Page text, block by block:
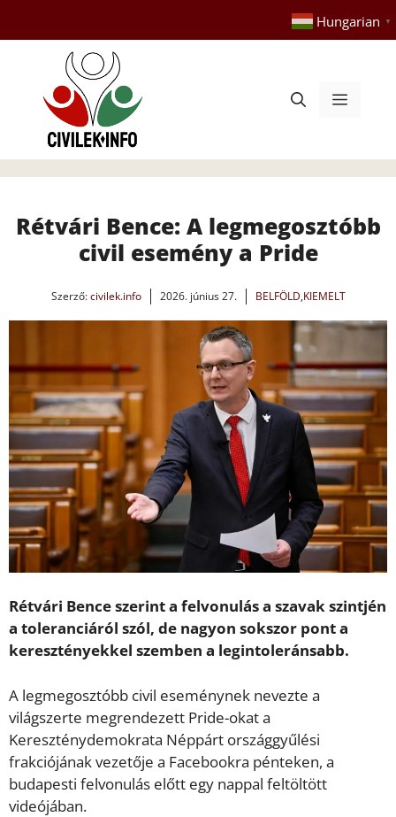
tartalomba
Hungarian ▼
Menü
Rétvári Bence: A legmegosztóbb
civil esemény a Pride
Szerző:civilek.info 2026. június 27. BELFÖLD,KIEMELT
Rétvári Bence szerint a felvonulás a szavak szintjén
a toleranciáról szól, de nagyon sokszor pont a
keresztényekkel szemben a legintoleránsabb.
A legmegosztóbb civil eseménynek nevezte a
világszerte megrendezett Pride-okat a
Kereszténydemokrata Néppárt országgyűlési
frakciójának vezetője a Facebookra pénteken, a
budapesti felvonulás előtt egy nappal feltöltött
videójában.